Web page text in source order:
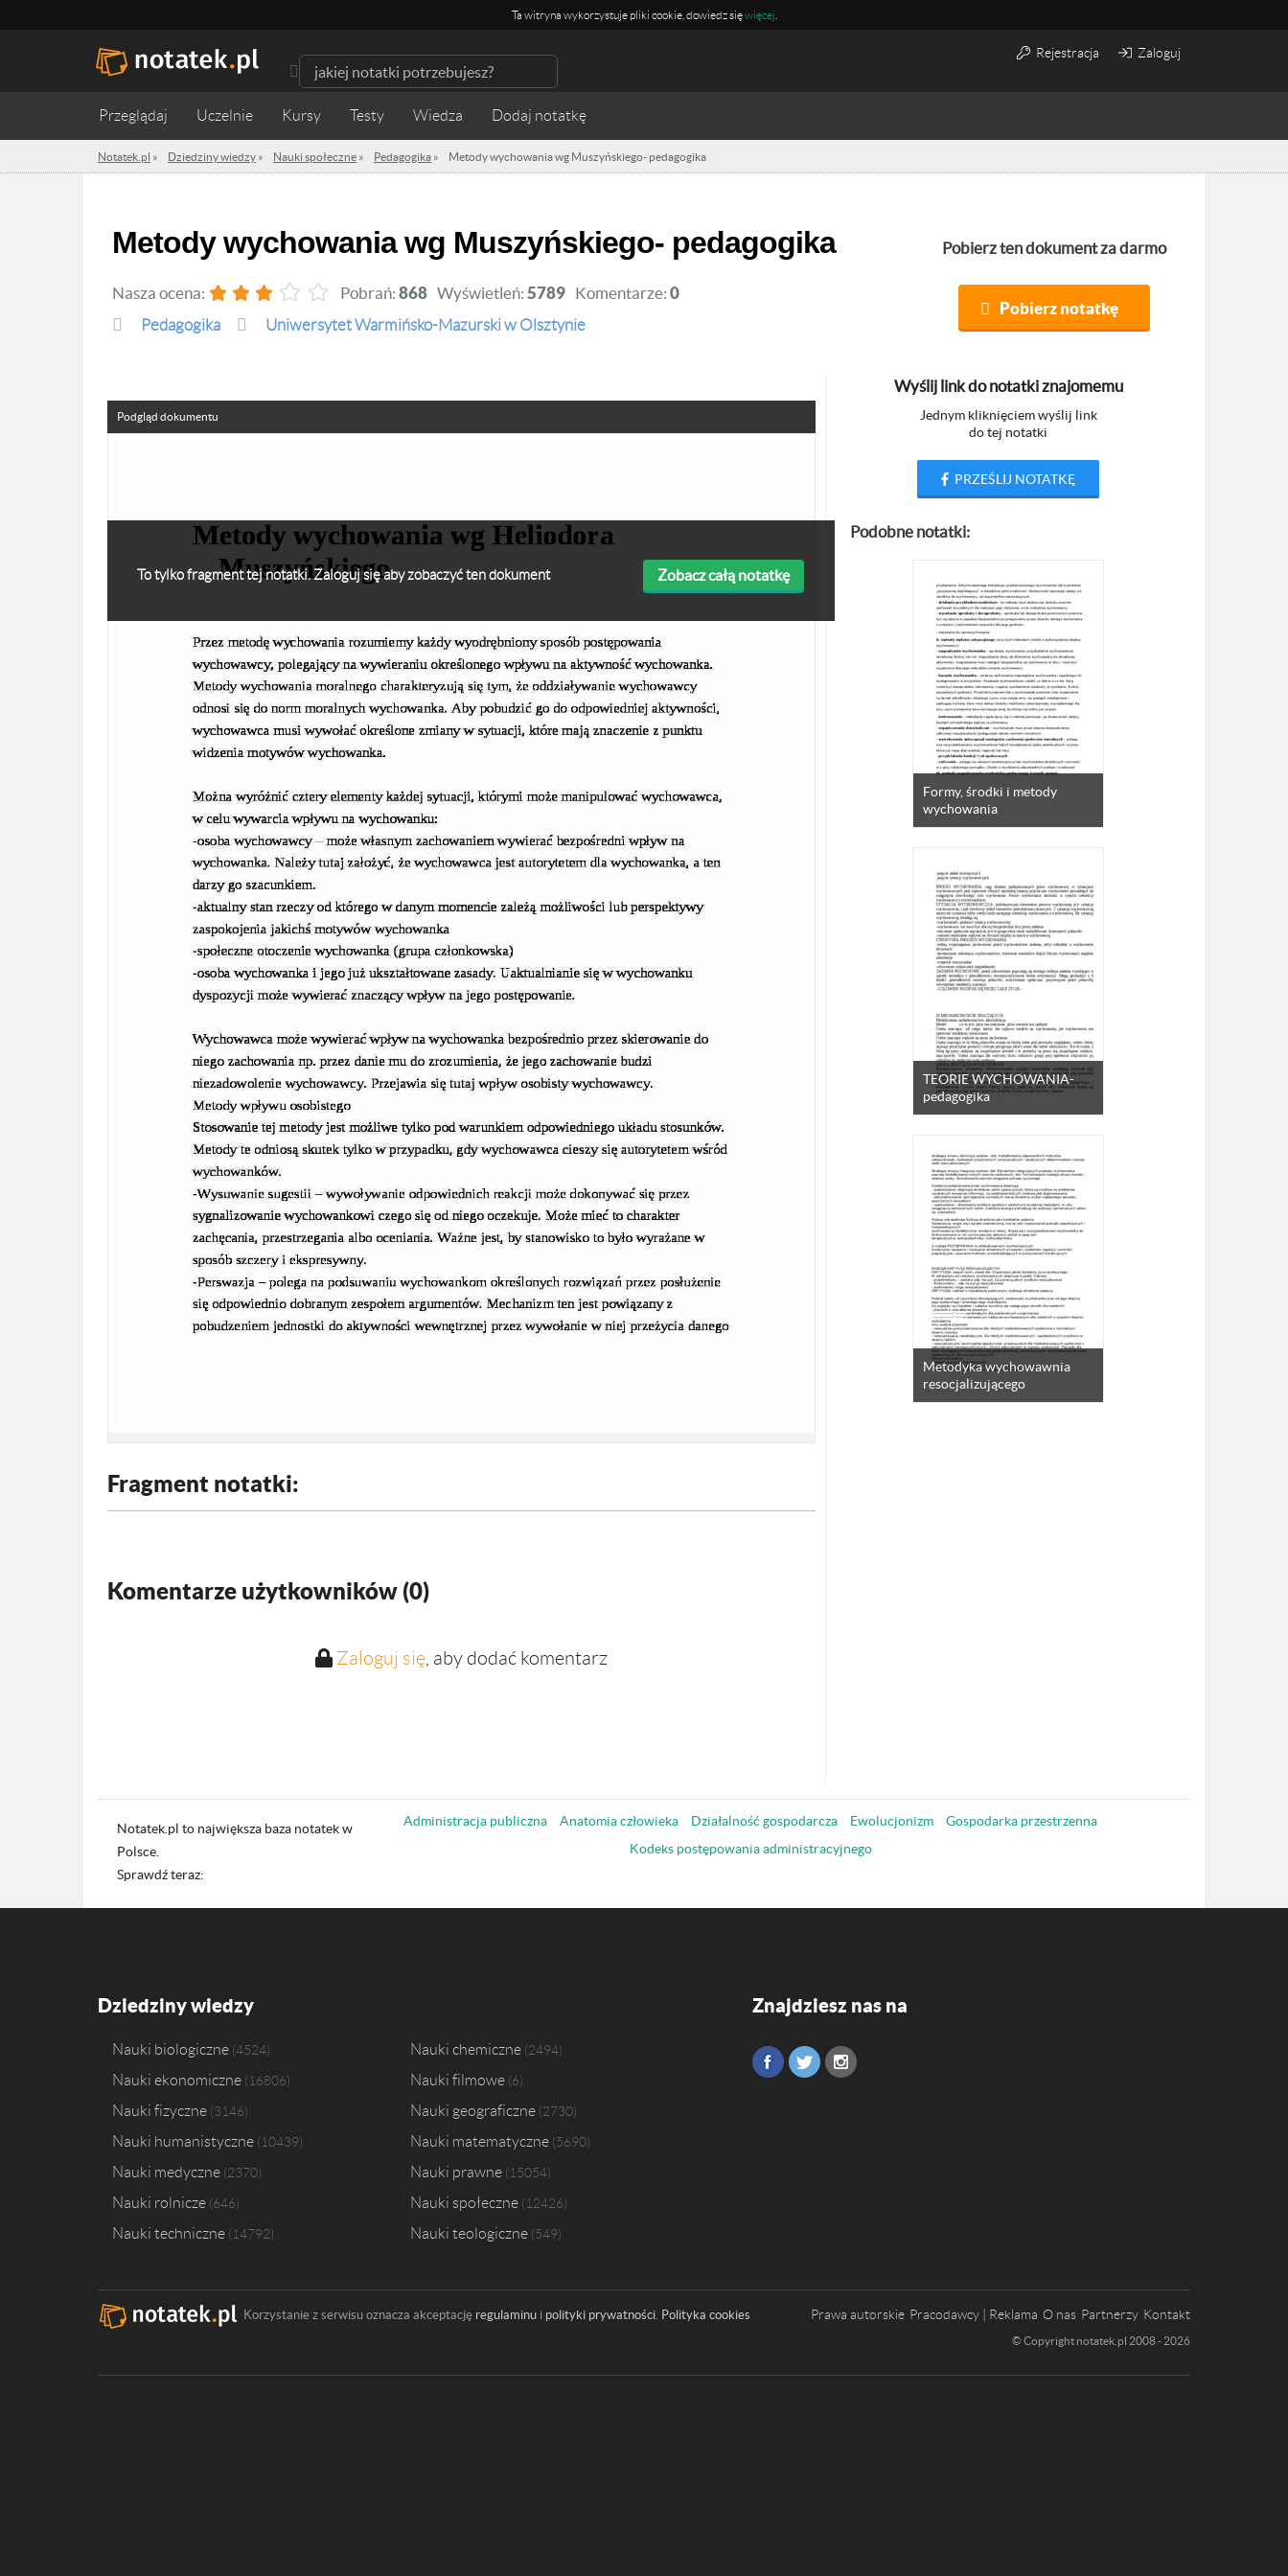
Ta witryna wykorzystuje pliki cookie, dowiedz sięwięcej
Rejestracja Zaloguj
Przeglądaj Uczelnie Kursy Testy Wiedza
Notatek.pl » Dziedziny wiedzy » Nauki społeczne » Pedagogika » Metody wychowania wg Muszyńskiego- pedagogika
Metody wychowania wg Muszyńskiego- pedagogika
Nasza ocena: Pobrań: 868 Wyświetleń: 5789 Komentarze: 0
Pedagogika Uniwersytet Warmińsko-Mazurski w Olsztynie
Pobierz ten dokument za darmo
Pobierz notatkę
To tylko fragment tej notatki. Zaloguj się aby zobaczyć ten dokument Zobacz całą notatkę
Podgląd dokumentu
Fragment notatki:
Komentarze użytkowników (0)
Zaloguj się, aby dodać komentarz
Wyślij link do notatki znajomemu
Jednym kliknięciem wyślij link
do tej notatki
PRZEŚLIJ NOTATKĘ
Podobne notatki:
Formy, środki i metody
wychowania
TEORIE WYCHOWANIA-
pedagogika
Metodyka wychowawnia
resocjalizującego
Notatek.pl to największa baza notatek w
Polsce.
Sprawdź teraz:
Administracja publiczna Anatomia człowieka Działalność gospodarcza Ewolucjonizm
Gospodarka przestrzenna
Kodeks postępowania administracyjnego
Dziedziny wiedzy
Nauki biologiczne 4524 Nauki chemiczne 2494
Nauki ekonomiczne 16806 Nauki filmowe 6
Nauki fizyczne 3146 Nauki geograficzne 2730
Nauki humanistyczne 10439 Nauki matematyczne 5690
Nauki medyczne 2370 Nauki prawne 15054
Nauki rolnicze 646 Nauki społeczne 12426
Nauki techniczne 14792 Nauki teologiczne 549
Znajdziesz nas na
Korzystanie z serwisu oznacza akceptację regulaminu i polityki prywatności. Polityka cookies Prawa autorskie Pracodawcy | Reklama O nas Partnerzy Kontakt
© Copyright notatek.pl 2008 - 2026